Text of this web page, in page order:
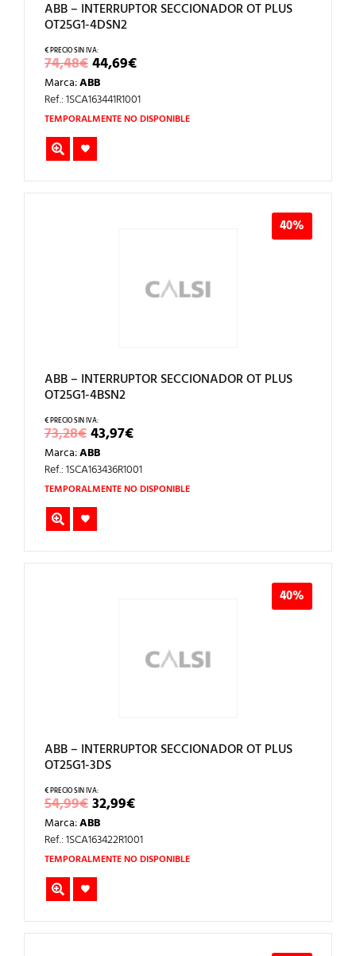
ABB – INTERRUPTOR SECCIONADOR OT PLUS
OT25G1-4DSN2
74,48€EL
PRECIO
ORIGINAL
ERA:
74,48€.
44,69€EL
PRECIO
ES:
44,69€.
Marca:ABB
Ref.: 1SCA163441R1001
TEMPORALMENTE NO DISPONIBLE
40%
ABB – INTERRUPTOR SECCIONADOR OT PLUS
OT25G1-4BSN2
73,28€EL
PRECIO
ORIGINAL
ERA:
73,28€.
43,97€EL
PRECIO
ES:
43,97€.
Marca:ABB
Ref.: 1SCA163436R1001
TEMPORALMENTE NO DISPONIBLE
40%
ABB – INTERRUPTOR SECCIONADOR OT PLUS
OT25G1-3DS
54,99€EL
PRECIO
ORIGINAL
ERA:
54,99€.
32,99€EL
PRECIO
ES:
32,99€.
Marca:ABB
Ref.: 1SCA163422R1001
TEMPORALMENTE NO DISPONIBLE